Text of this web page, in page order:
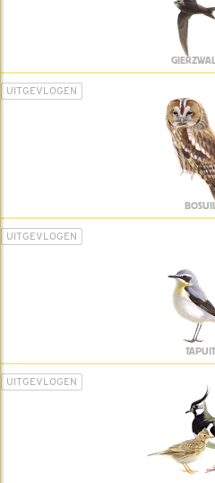
UITGEVLOGEN
UITGEVLOGEN
TAPUIT
UITGEVLOGEN